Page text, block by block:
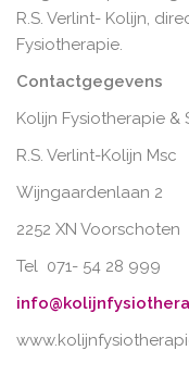
R.S. Verlint- Kolijn,
Fysiotherapie.
Contactgegevens
Kolijn Fysiotherapie &
R.S. Verlint-Kolijn Msc
Wijngaardenlaan 2
2252 XN Voorschoten
Tel 071- 54 28 999